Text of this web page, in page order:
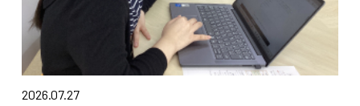
2026.07.27